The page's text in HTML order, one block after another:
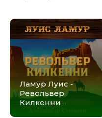
Ламур Луис -
Револьвер
Килкенни